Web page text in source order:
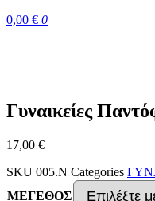
0,00 € 0
Γυναικείες
17,00 €
SKU 005.N Categories
ΜΕΓΕΘΟΣ